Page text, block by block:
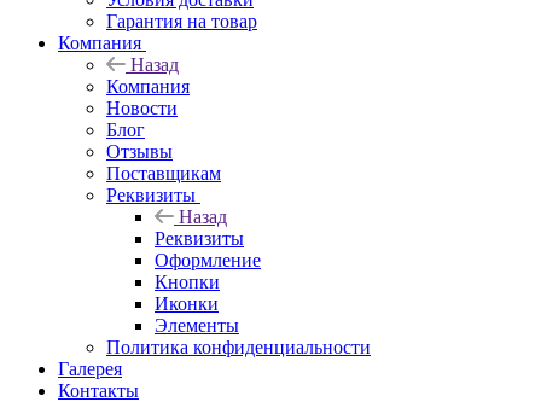
Гарантия на товар
Компания
Назад
Компания
Новости
Блог
Отзывы
Поставщикам
Реквизиты
Назад
Реквизиты
Оформление
Кнопки
Иконки
Элементы
Политика конфиденциальности
Галерея
Контакты